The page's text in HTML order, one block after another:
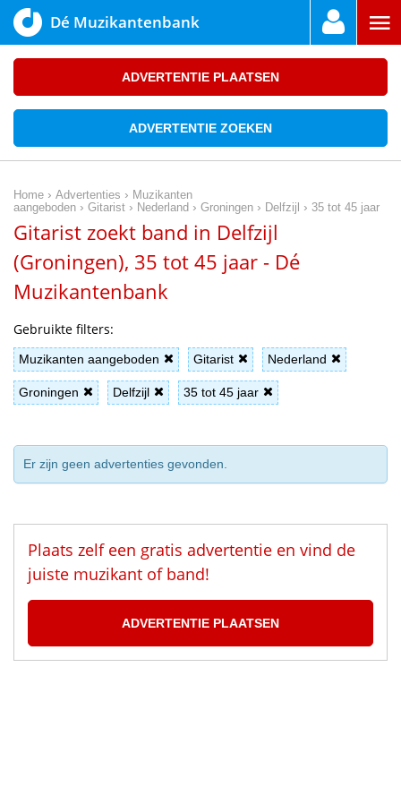
Dé Muzikantenbank
ADVERTENTIE PLAATSEN
ADVERTENTIE ZOEKEN
Home › Advertenties › Muzikanten
aangeboden › Gitarist › Nederland › Groningen › Delfzijl › 35 tot 45 jaar
Gitarist zoekt band in Delfzijl
(Groningen), 35 tot 45 jaar - Dé
Muzikantenbank
Gebruikte filters:
Muzikanten aangeboden Gitarist Nederland
Groningen Delfzijl 35 tot 45 jaar
Er zijn geen advertenties gevonden.
Plaats zelf een gratis advertentie en vind de
juiste muzikant of band!
ADVERTENTIE PLAATSEN